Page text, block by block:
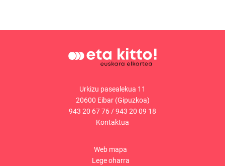
Urkizu pasealekua 11
20600 Eibar (Gipuzkoa)
943 20 67 76/943 20 09 18
Kontaktua
Web mapa
Lege oharra